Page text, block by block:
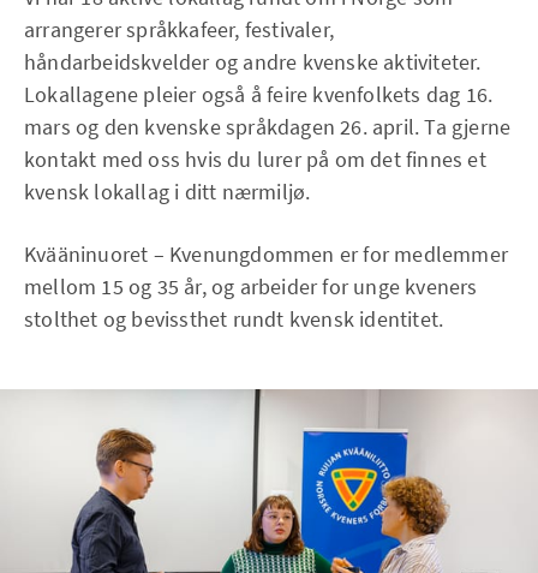
arrangerer språkkafeer, festivaler,
håndarbeidskvelder og andre kvenske aktiviteter.
Lokallagene pleier også å feire kvenfolkets dag 16.
mars og den kvenske språkdagen 26. april. Ta gjerne
kontakt med oss hvis du lurer på om det finnes et
kvensk lokallag i ditt nærmiljø.
Kvääninuoret – Kvenungdommen er for medlemmer
mellom 15 og 35 år, og arbeider for unge kveners
stolthet og bevissthet rundt kvensk identitet.